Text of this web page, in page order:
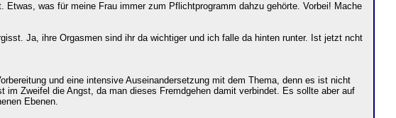
was für meine Frau immer zum Pflichtprogramm dahzu gehörte. Vorbei! Mache
Ja, ihre Orgasmen sind ihr da wichtiger und ich falle da hinten runter. Ist jetzt ncht
und eine intensive Auseinandersetzung mit dem Thema, denn es ist nicht
Zweifel die Angst, da man dieses Fremdgehen damit verbindet. Es sollte aber auf
Ebenen.